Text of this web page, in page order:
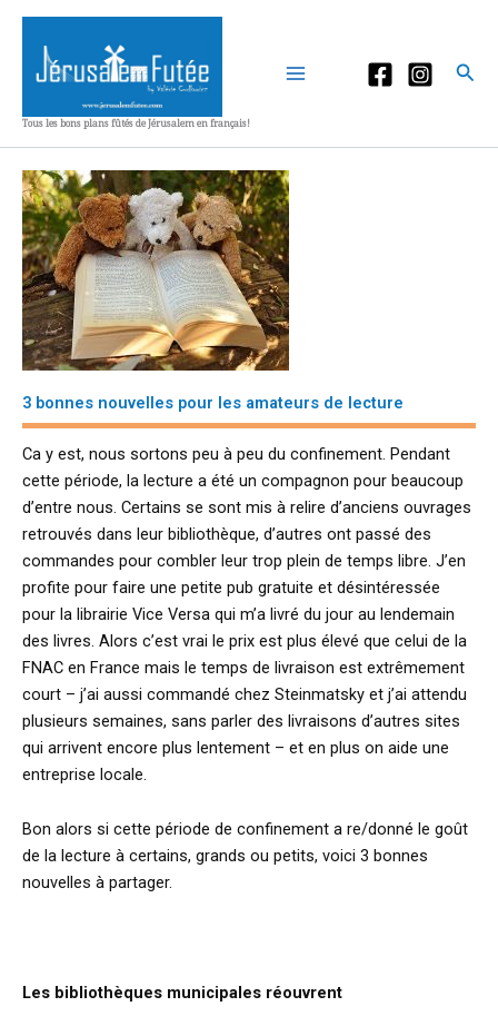
Aller
contenu
Tous les bons plans fûtés de Jérusalem en français!
3 bonnes nouvelles pour les amateurs de lecture
Ca y est, nous sortons peu à peu du confinement. Pendant
cette période, la lecture a été un compagnon pour beaucoup
d’entre nous. Certains se sont mis à relire d’anciens ouvrages
retrouvés dans leur bibliothèque, d’autres ont passé des
commandes pour combler leur trop plein de temps libre. J’en
profite pour faire une petite pub gratuite et désintéressée
pour la librairie Vice Versa qui m’a livré du jour au lendemain
des livres. Alors c’est vrai le prix est plus élevé que celui de la
FNAC en France mais le temps de livraison est extrêmement
court – j’ai aussi commandé chez Steinmatsky et j’ai attendu
plusieurs semaines, sans parler des livraisons d’autres sites
qui arrivent encore plus lentement – et en plus on aide une
entreprise locale.
Bon alors si cette période de confinement a re/donné le goût
de la lecture à certains, grands ou petits, voici 3 bonnes
nouvelles à partager.
Les bibliothèques municipales réouvrent